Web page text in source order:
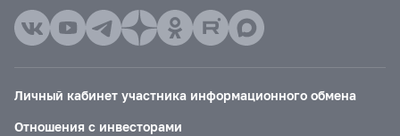
Личный кабинет участника информационного обмена
Отношения с инвесторами